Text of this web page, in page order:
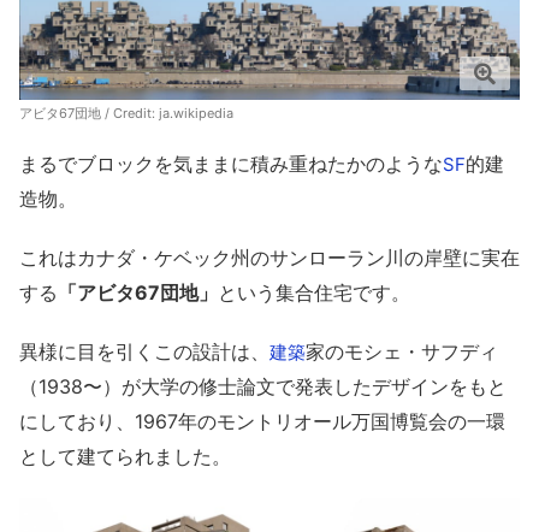
アビタ67団地 / Credit: ja.wikipedia
まるでブロックを気ままに積み重ねたかのようなSF的建
造物。
これはカナダ・ケベック州のサンローラン川の岸壁に実在
する 「アビタ67団地」 という集合住宅です。
異様に目を引くこの設計は、 建築家のモシェ・サフディ
（1938〜）が大学の修士論文で発表したデザインをもと
にしており、1967年のモントリオール万国博覧会の一環
として建てられました。